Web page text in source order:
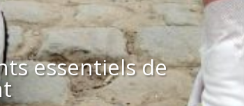
essentiels de